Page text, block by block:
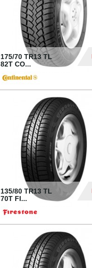
175/70 TR13 TL
82T CO...
135/80 TR13 TL
70T FI...